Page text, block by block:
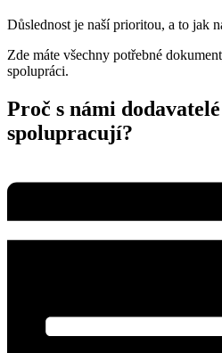
Důslednost je naší prioritou, a to jak
Zde máte všechny potřebné
spolupráci.
Proč s námi
spolupracují?